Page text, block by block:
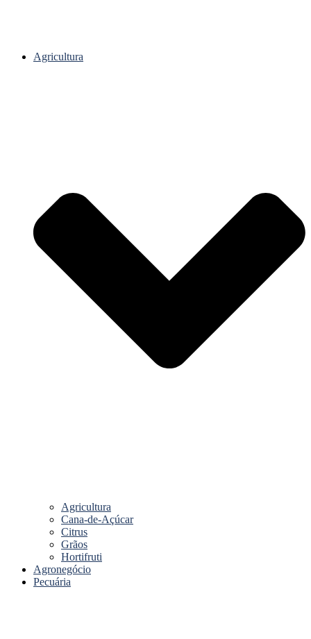
Agricultura
Agricultura
Cana-de-Açúcar
Citrus
Grãos
Hortifruti
Agronegócio
Pecuária